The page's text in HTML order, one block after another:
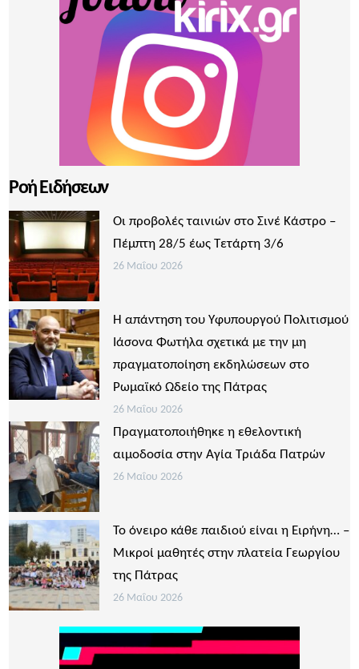
Ροή Ειδήσεων
Οι προβολές ταινιών στο Σινέ Κάστρο –
Πέμπτη 28/5 έως Τετάρτη 3/6
26 Μαΐου 2026
Η απάντηση του Υφυπουργού Πολιτισμού
Ιάσονα Φωτήλα σχετικά με την μη
πραγματοποίηση εκδηλώσεων στο
Ρωμαϊκό Ωδείο της Πάτρας
26 Μαΐου 2026
Πραγματοποιήθηκε η εθελοντική
αιμοδοσία στην Αγία Τριάδα Πατρών
26 Μαΐου 2026
Το όνειρο κάθε παιδιού είναι η Ειρήνη… –
Μικροί μαθητές στην πλατεία Γεωργίου
της Πάτρας
26 Μαΐου 2026